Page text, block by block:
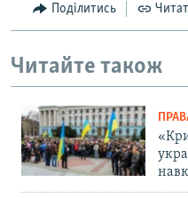
Поділитись
Читайте також